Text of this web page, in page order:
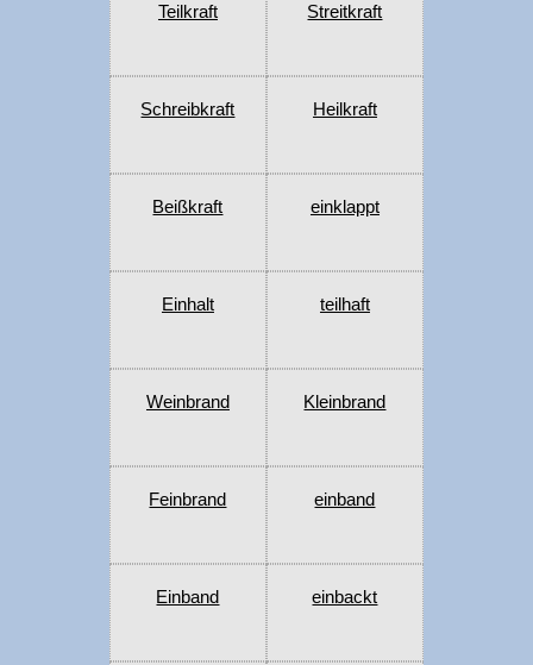
Teilkraft Streitkraft
Schreibkraft Heilkraft
Beißkraft einklappt
Einhalt teilhaft
Weinbrand Kleinbrand
Feinbrand einband
Einband einbackt